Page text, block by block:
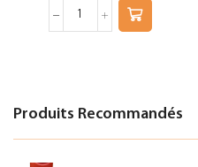
Produits Recommandés